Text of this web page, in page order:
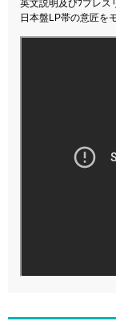
英文説明及びﾌプレス
日本盤LP帯の意匠を